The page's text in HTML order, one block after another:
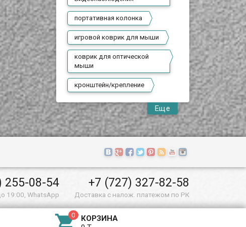
портативная колонка
игровой коврик для мыши
коврик для оптической
мыши
кронштейн/крепление
Еще
255-08-54
19:00, WhatsApp
+7 (727) 327-82-58
Доставка с налож. платежом по РК
КОРЗИНА